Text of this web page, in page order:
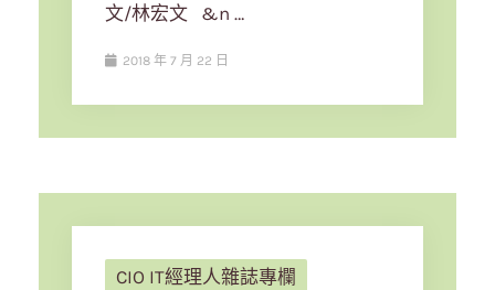
文/林宏文 &n …
2018 年 7 月 22 日
CIO IT經理人雜誌專欄